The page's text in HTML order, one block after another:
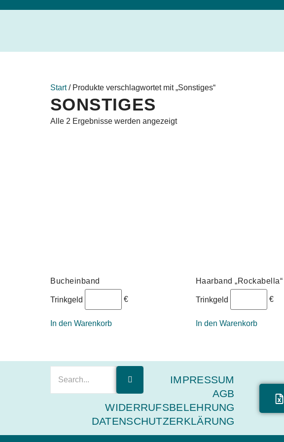
Start/ Produkte verschlagwortet mit „Sonstiges“
SONSTIGES
Alle 2 Ergebnisse werden angezeigt
Bucheinband
Trinkgeld €
In den Warenkorb
Haarband „Rockabella“
Trinkgeld €
In den Warenkorb
IMPRESSUM
AGB
WIDERRUFSBELEHRUNG
DATENSCHUTZERKLÄRUNG